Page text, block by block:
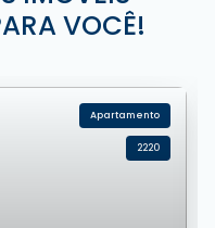
VOCÊ!
Apartamento
2220